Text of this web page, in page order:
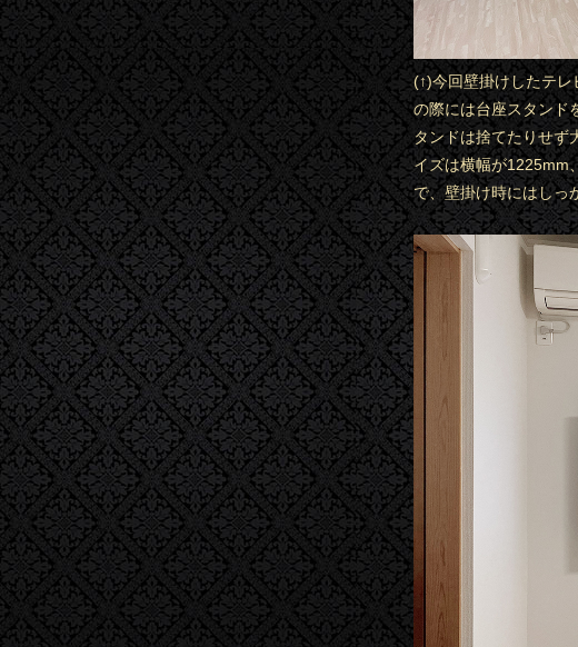
(↑)今回壁掛けしたテ
の際には台座スタンド
タンドは捨てたりせず
イズは横幅が1225mm
で、壁掛け時にはしっ